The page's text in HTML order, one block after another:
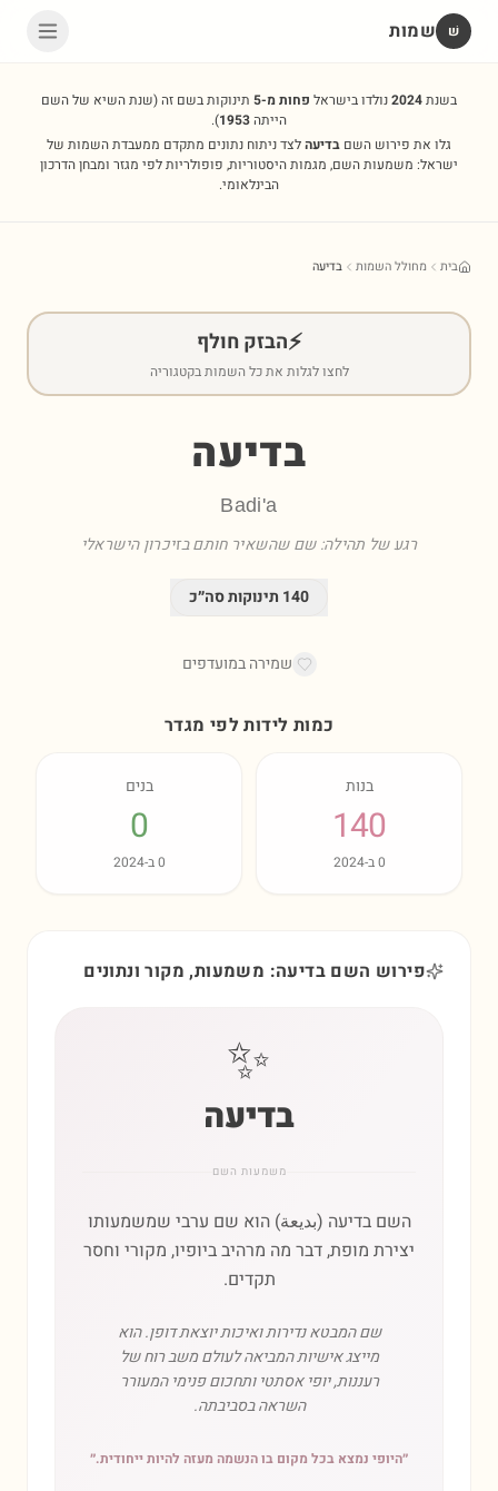
שׁ שמות
בשנת2024נולדו בישראל פחות מ-5 תינוקות בשם זה(שנת השיא של השם
הייתה1953
).
גלו את פירוש השם בדיעהלצד ניתוח נתונים מתקדם ממעבדת השמות של
ישראל: משמעות השם, מגמות היסטוריות, פופולריות לפי מגזר ומבחן הדרכון
הבינלאומי.
בית מחולל השמות בדיעה
⚡הבזק חולף
לחצו לגלות את כל השמות בקטגוריה
בדיעה
Badi'a
רגע של תהילה: שם שהשאיר חותם בזיכרון הישראלי
140 תינוקות סה״כ
שמירה במועדפים
כמות לידות לפי מגדר
בנות
140
0ב-2024
בנים
0
0ב-2024
פירוש השם בדיעה: משמעות, מקור ונתונים
✨
בדיעה
משמעות השם
השם בדיעה (بديعة) הוא שם ערבי שמשמעותו
יצירת מופת, דבר מה מרהיב ביופיו, מקורי וחסר
תקדים.
שם המבטא נדירות ואיכות יוצאת דופן. הוא
מייצג אישיות המביאה לעולם משב רוח של
רעננות, יופי אסתטי ותחכום פנימי המעורר
השראה בסביבתה.
״היופי נמצא בכל מקום בו הנשמה מעזה להיות ייחודית.״